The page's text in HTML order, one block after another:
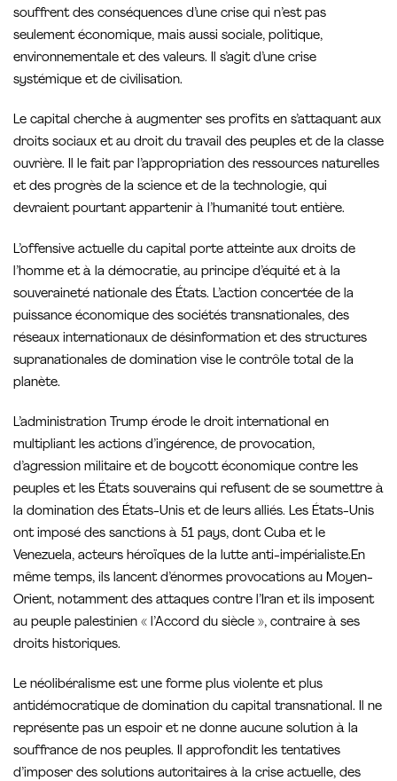
souffrent des conséquences d’une crise qui n’est pas
seulement économique, mais aussi sociale, politique,
environnementale et des valeurs. Il s’agit d’une crise
systémique et de civilisation.
Le capital cherche à augmenter ses profits en s’attaquant aux
droits sociaux et au droit du travail des peuples et de la classe
ouvrière. Il le fait par l’appropriation des ressources naturelles
et des progrès de la science et de la technologie, qui
devraient pourtant appartenir à l’humanité tout entière.
L’offensive actuelle du capital porte atteinte aux droits de
l’homme et à la démocratie, au principe d’équité et à la
souveraineté nationale des États. L’action concertée de la
puissance économique des sociétés transnationales, des
réseaux internationaux de désinformation et des structures
supranationales de domination vise le contrôle total de la
planète.
L’administration Trump érode le droit international en
multipliant les actions d’ingérence, de provocation,
d’agression militaire et de boycott économique contre les
peuples et les États souverains qui refusent de se soumettre à
la domination des États-Unis et de leurs alliés. Les États-Unis
ont imposé des sanctions à 51 pays, dont Cuba et le
Venezuela, acteurs héroïques de la lutte anti-impérialiste.En
même temps, ils lancent d’énormes provocations au Moyen-
Orient, notamment des attaques contre l’Iran et ils imposent
au peuple palestinien « l’Accord du siècle », contraire à ses
droits historiques.
Le néolibéralisme est une forme plus violente et plus
antidémocratique de domination du capital transnational. Il ne
représente pas un espoir et ne donne aucune solution à la
souffrance de nos peuples. Il approfondit les tentatives
d’imposer des solutions autoritaires à la crise actuelle, des